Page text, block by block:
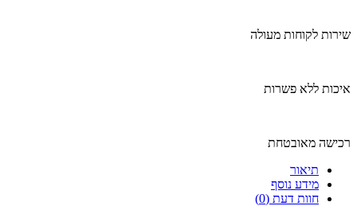
שירות לקוחות מעולה
איכות ללא פשרות
רכישה מאובטחת
תיאור
מידע נוסף
חוות דעת (0)